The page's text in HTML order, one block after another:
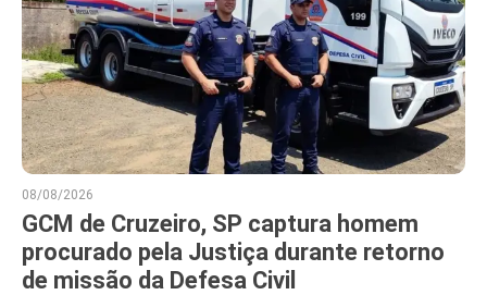
08/08/2026
GCM de Cruzeiro, SP captura homem
procurado pela Justiça durante retorno
de missão da Defesa Civil